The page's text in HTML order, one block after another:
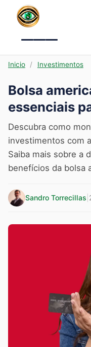
Menu
Inicio / Investimentos
Bolsa
essenciais
Descubra como
investimentos com
Saiba mais sobre a
benefícios da bolsa
Sandro Torrecillas